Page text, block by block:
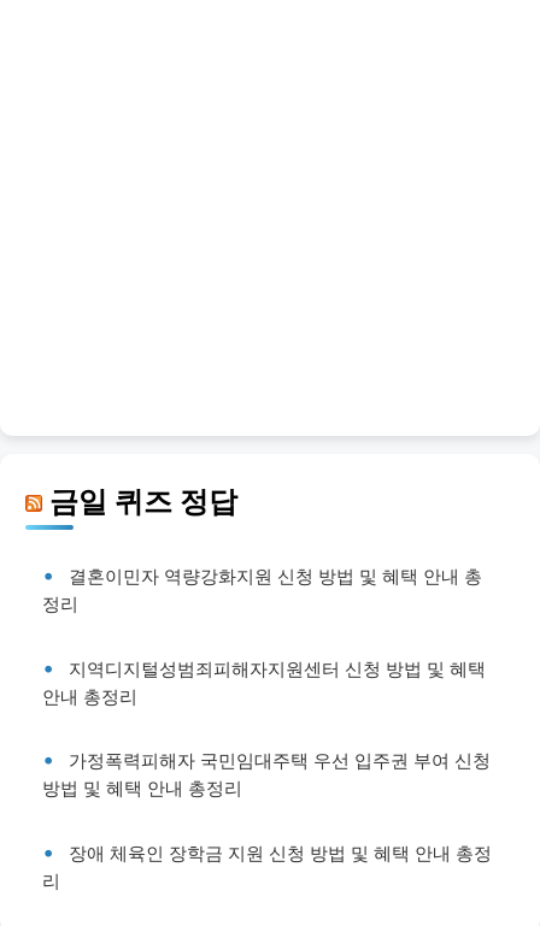
금일 퀴즈 정답
결혼이민자 역량강화지원 신청 방법 및 혜택 안내 총
정리
지역디지털성범죄피해자지원센터 신청 방법 및 혜택
안내 총정리
가정폭력피해자 국민임대주택 우선 입주권 부여 신청
방법 및 혜택 안내 총정리
장애 체육인 장학금 지원 신청 방법 및 혜택 안내 총정
리